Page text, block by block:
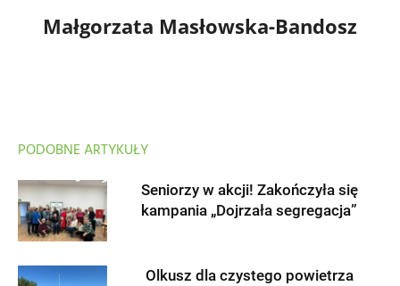
Małgorzata Masłowska-Bandosz
PODOBNE ARTYKUŁY
Seniorzy w akcji! Zakończyła się
kampania „Dojrzała segregacja”
Olkusz dla czystego powietrza